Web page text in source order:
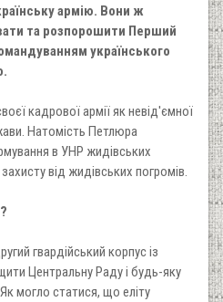
армію. Вони ж
та розпорошити Перший
українського
кадрової армії як невід'ємної
Натомість Петлюра
в УНР жидівських
від жидівських погромів.
гвардійський корпус із
Центральну Раду і будь-яку
могло статися, що еліту